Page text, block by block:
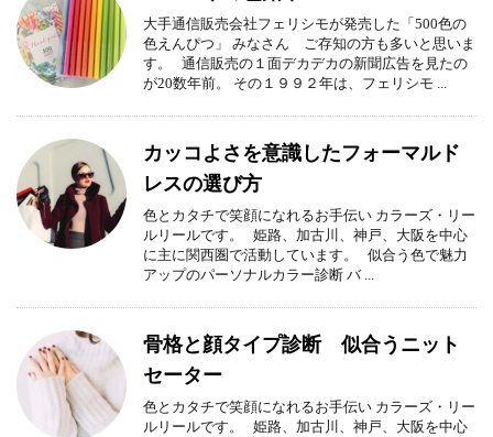
大手通信販売会社フェリシモが発売した「500色の
色えんぴつ」 みなさん ご存知の方も多いと思いま
す。 通信販売の１面デカデカの新聞広告を見たの
が20数年前。 その１９９２年は、フェリシモ ...
カッコよさを意識したフォーマルド
レスの選び方
色とカタチで笑顔になれるお手伝い カラーズ・リー
ルリールです。 姫路、加古川、神戸、大阪を中心
に主に関西圏で活動しています。 似合う色で魅力
アップのパーソナルカラー診断 バ ...
骨格と顔タイプ診断 似合うニット
セーター
色とカタチで笑顔になれるお手伝い カラーズ・リー
ルリールです。 姫路、加古川、神戸、大阪を中心